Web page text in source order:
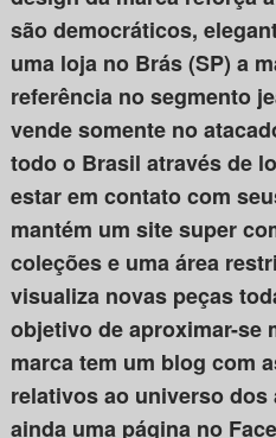
são democráticos,
uma loja no Brás (SP) a
referência no segmento
vende somente no
todo o Brasil através de
estar em contato com
mantém um site super
coleções e uma área
visualiza novas peças
objetivo de aproximar-se
marca tem um blog com
relativos ao universo dos
ainda uma página no